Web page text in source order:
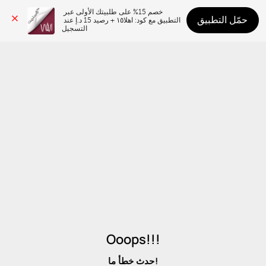
التسجيل
حمّل التطبيق
Ooops!!!
حدث خطأ ما!